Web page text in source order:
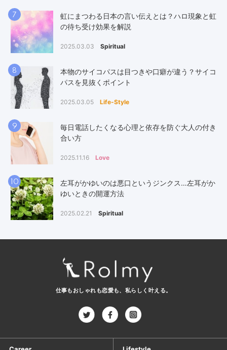
7
虹にまつわる日本の言い伝えとは？ハロ現象と虹
の待ち受け効果を解説
2025.03.03 Spiritual
8
本物のサイコパスは目つきや口癖が違う？サイコ
パスを見抜くポイント
2025.03.05 Life-Style
9
毎日電話したくなる心理と依存を防ぐ大人の付き
合い方
2025.11.16 Love
10
左耳がかゆいのは悪口というジンクス…左耳がか
ゆいときの開運方法
2025.02.21 Spiritual
仕事もおしゃれも恋愛も、 私らしく叶える。